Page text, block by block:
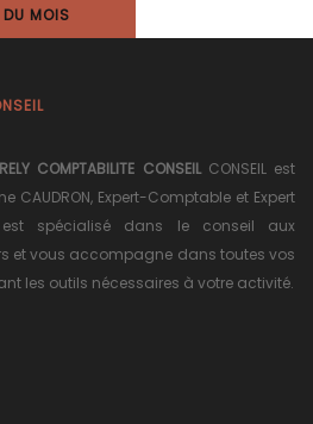
MOIS
COMPTABILITE CONSEILCONSEIL est
Expert-Comptable et Expert
spécialisé dans le conseil aux
et vous accompagne dans toutes vos
les outils nécessaires à votre activité.